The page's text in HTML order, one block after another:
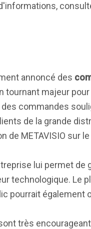
annoncé des
tournant majeur
commandes
de la grande
de METAVISIO sur
lui permet
technologique. Le
pourrait
très